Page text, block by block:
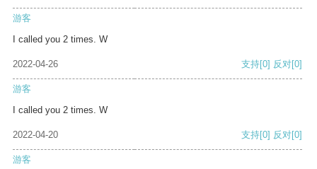
游客
I called you 2 times. W
2022-04-26 支持[0] 反对[0]
游客
I called you 2 times. W
2022-04-20 支持[0] 反对[0]
游客